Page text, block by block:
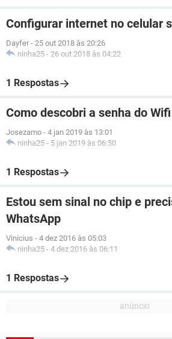
Configurar internet no celular
Dayfer - 25 out 2018 às 20:26
ninha25 - 26 out 2018 às 04:22
1 Respostas
Como descobri a senha do
Josezamo - 4 jan 2019 às 13:01
ninha25 - 5 jan 2019 às 06:50
1 Respostas
Estou sem sinal no chip e
WhatsApp
Vinicius - 4 dez 2016 às 05:03
ninha25 - 4 dez 2016 às 06:11
1 Respostas